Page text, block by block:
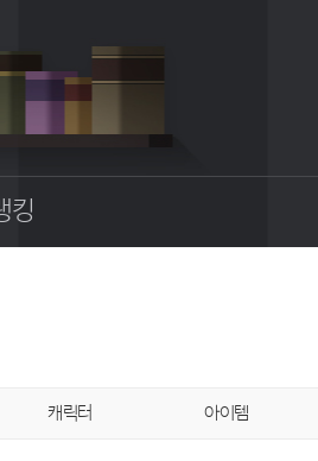
킹
캐릭터 아이템